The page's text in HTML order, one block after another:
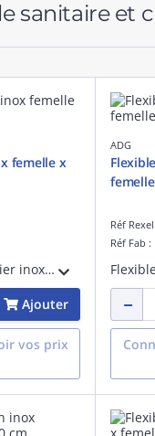
sanitaire et
femelle x
Flexible de sanitaire en acier inoxydable - PN 8 - fourni avec une patte d'accroche - femelle x femelle 3/8' - longueur de 15 cm
Ajouter
vos prix
ADG
Réf
Réf Fab :